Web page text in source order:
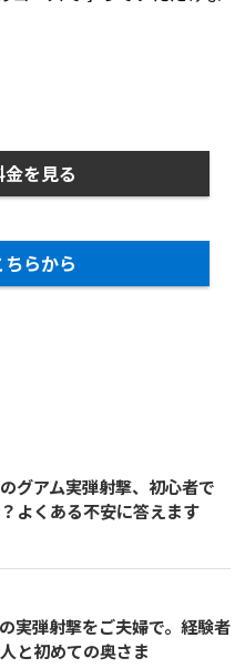
を見る
らから
グアム実弾射撃、初心者で
よくある不安に答えます
実弾射撃をご夫婦で。経験者
と初めての奥さま